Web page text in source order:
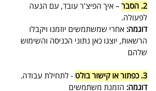
2. הסבר
– איך הפיצ'ר עובד, עם הנעה
לפעולה.
דוגמה: אחרי שמשתמשים יוזמנו ויקבלו
הרשאות, יוצגו כאן נתוני הכניסה והשימוש
שלהם
3. כפתור או קישור בולט
- לתחילת עבודה.
דוגמה: הזמנת משתמשים